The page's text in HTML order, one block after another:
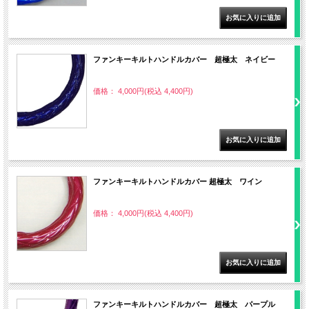
ファンキーキルトハンドルカバー 超極太 ネイビー
価格： 4,000円(税込 4,400円)
ファンキーキルトハンドルカバー 超極太 ワイン
価格： 4,000円(税込 4,400円)
ファンキーキルトハンドルカバー 超極太 パープル